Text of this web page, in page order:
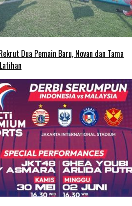
Dua Pemain Baru, Novan dan Tama